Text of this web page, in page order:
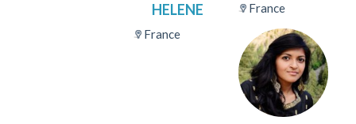
HELENE
France
France